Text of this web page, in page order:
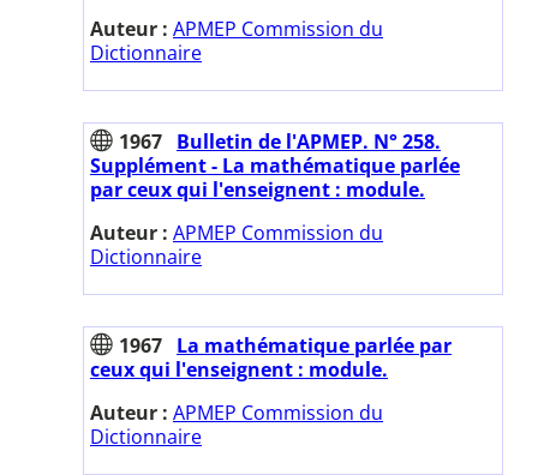
Auteur : APMEP Commission du
Dictionnaire
1967 Bulletin de l'APMEP. N° 258.
Supplément - La mathématique parlée
par ceux qui l'enseignent : module.
Auteur : APMEP Commission du
Dictionnaire
1967 La mathématique parlée par
ceux qui l'enseignent : module.
Auteur : APMEP Commission du
Dictionnaire